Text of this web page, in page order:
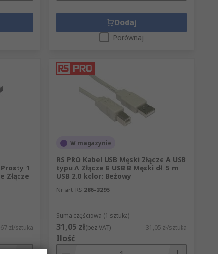
Dodaj
Porównaj
1
Złącze
zł/sztuka
W magazynie
RS PRO Kabel USB Męski Złącze A USB
typu A Złącze B USB B Męski dł. 5 m
USB 2.0 kolor: Beżowy
Nr art. RS 286-3295
Suma częściowa (1 sztuka)
31,05 zł(bez VAT) 31,05 zł/sztuka
Ilość